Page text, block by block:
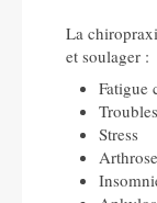
La
et soulager :
Fatigue
Stress
Arthrose